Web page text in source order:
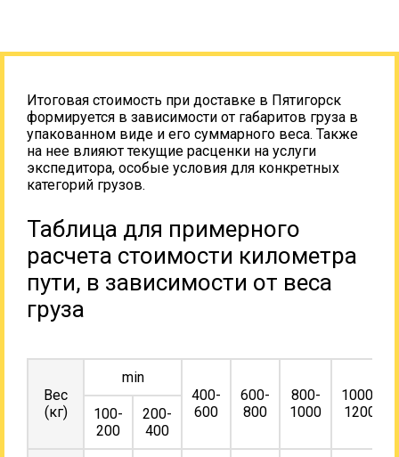
Итоговая стоимость при доставке в Пятигорск
формируется в зависимости от габаритов груза в
упакованном виде и его суммарного веса. Также
на нее влияют текущие расценки на услуги
экспедитора, особые условия для конкретных
категорий грузов.
Таблица для примерного
расчета стоимости километра
пути, в зависимости от веса
груза
Вес
(кг)
min
400-
600
600-
800
800-
1000
1000-
1200
100-
200
200-
400